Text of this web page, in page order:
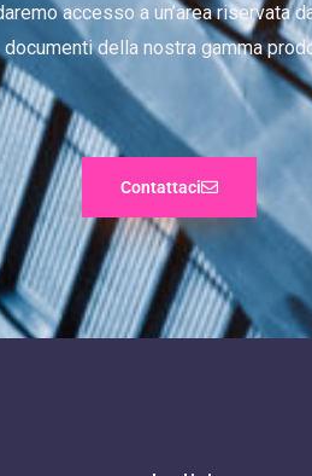
accesso a un’area riservata
documenti della nostra gamma
Contattaci